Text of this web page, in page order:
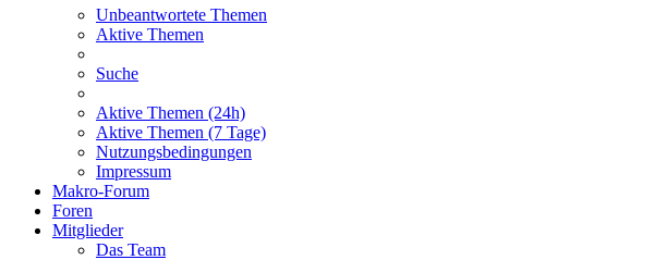
Unbeantwortete Themen
Aktive Themen
Suche
Aktive Themen (24h)
Aktive Themen (7 Tage)
Nutzungsbedingungen
Impressum
Makro-Forum
Foren
Mitglieder
Das Team